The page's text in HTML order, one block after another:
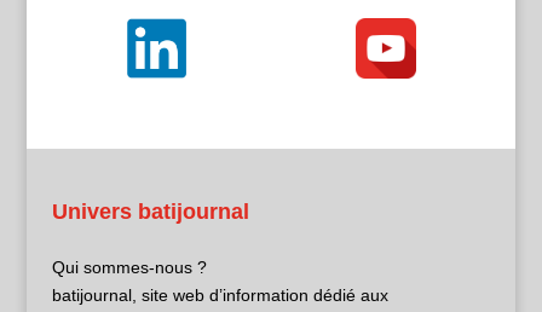
Univers batijournal
Qui sommes-nous ?
batijournal, site web d’information dédié aux